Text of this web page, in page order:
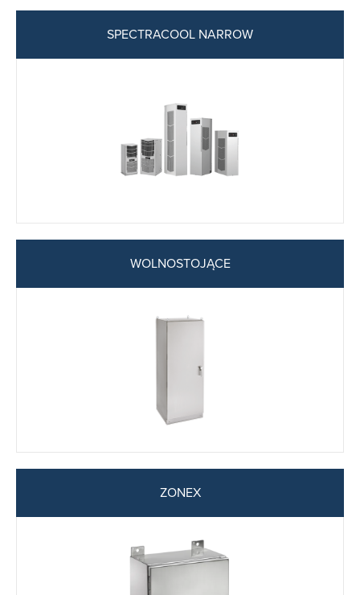
SPECTRACOOL NARROW
WOLNOSTOJĄCE
ZONEX